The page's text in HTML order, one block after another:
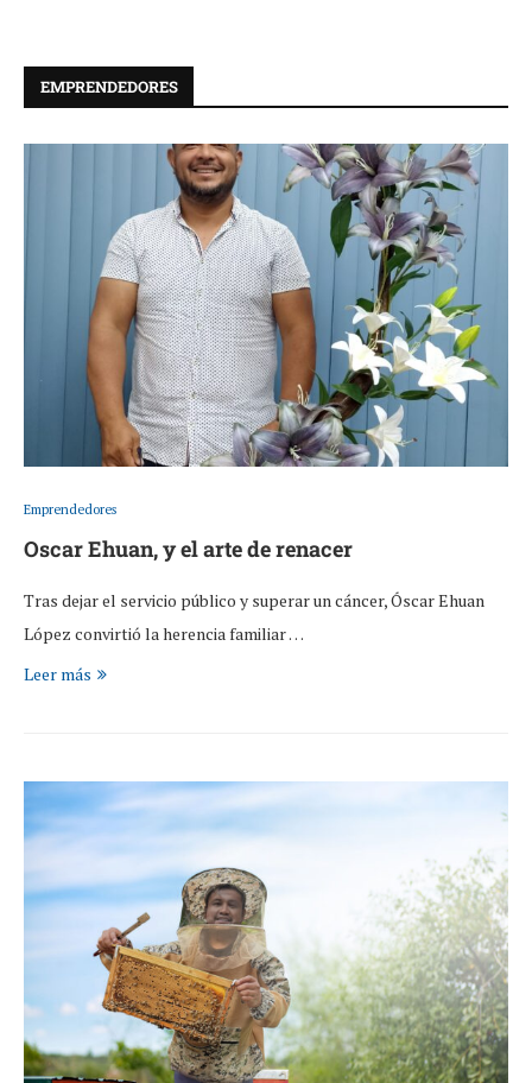
EMPRENDEDORES
Emprendedores
Oscar Ehuan, y el arte de renacer
Tras dejar el servicio público y superar un cáncer, Óscar Ehuan
López convirtió la herencia familiar …
Leer más